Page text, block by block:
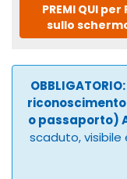
PREMI QUI
sullo
OBBLIGATORIO:
riconoscimento
o passaporto) A
scaduto,